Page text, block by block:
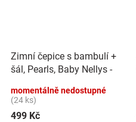
Zimní čepice s bambulí +
šál, Pearls, Baby Nellys -
momentálně nedostupné
(24 ks)
499 Kč